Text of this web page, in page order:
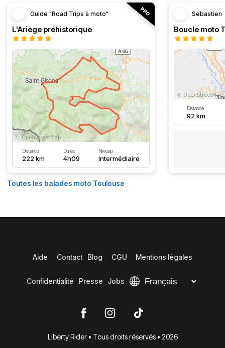
Guide "Road Trips à moto"
L'Ariège préhistorique
Distance
222 km
Durée
4h09
Niveau
Intermédiaire
Sebastien
Distance
92 km
Toutes les balades moto Toulouse
Aide Contact Blog CGU Mentions légales
Confidentialité Presse Jobs
Liberty Rider • Tous droits réservés • 2026